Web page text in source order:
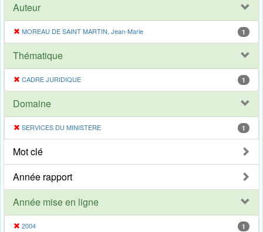
Auteur
MOREAU DE SAINT MARTIN, Jean-Marie 1
Thématique
CADRE JURIDIQUE 1
Domaine
SERVICES DU MINISTERE 1
Mot clé
Année rapport
Année mise en ligne
2004 1